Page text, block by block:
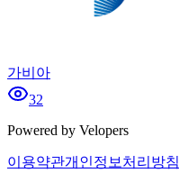
가비아
32
Powered by Velopers
이용약관개인정보처리방침